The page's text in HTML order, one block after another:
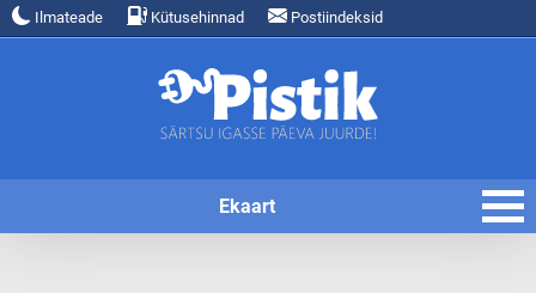
Ilmateade Kütusehinnad Postiindeksid
Ekaart